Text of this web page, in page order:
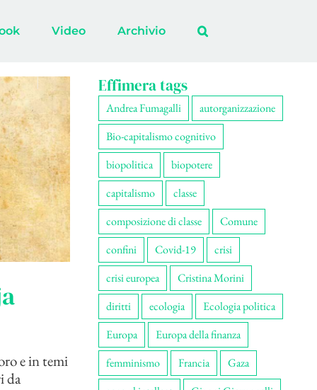
Video Archivio
e in temi
da
Effimera tags
Andrea Fumagalli
autorganizzazione
Bio-capitalismo cognitivo
biopolitica
biopotere
capitalismo
classe
composizione di classe
Comune
confini
Covid-19
crisi
crisi europea
Cristina Morini
diritti
ecologia
Ecologia politica
Europa
Europa della finanza
femminismo
Francia
Gaza